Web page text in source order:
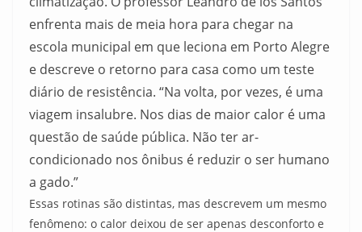
enfrenta mais de meia hora para chegar na
escola municipal em que leciona em Porto Alegre
e descreve o retorno para casa como um teste
diário de resistência. “Na volta, por vezes, é uma
viagem insalubre. Nos dias de maior calor é uma
questão de saúde pública. Não ter ar-
condicionado nos ônibus é reduzir o ser humano
a gado.”
Essas rotinas são distintas, mas descrevem um mesmo
fenômeno: o calor deixou de ser apenas desconforto e